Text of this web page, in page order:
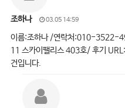
조하나 03.05 14:59
이름:조하나 /연락처:010-3522-
11 스카이팰리스 403호/ 후기
건입니다.